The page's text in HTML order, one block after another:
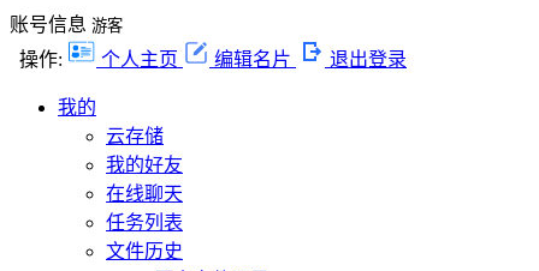
账号信息 游客
操作: 个人主页 编辑名片 退出登录
我的
云存储
我的好友
在线聊天
任务列表
文件历史